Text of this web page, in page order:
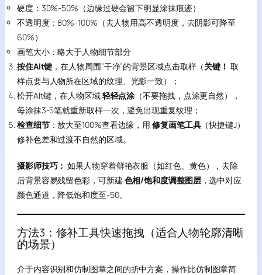
硬度：30%-50%（边缘过硬会留下明显涂抹痕迹）
不透明度：80%-100%（去人物用高不透明度，去阴影可降至
60%）
画笔大小：略大于人物细节部分
按住Alt键 ，在人物周围”干净”的背景区域点击取样（关键！ 取
样点要与人物所在区域的纹理、光影一致）；
松开Alt键，在人物区域轻轻点涂 （不要拖拽，点涂更自然），
每涂抹3-5笔就重新取样一次，避免出现重复纹理；
检查细节：放大至100%查看边缘，用修复画笔工具（快捷键J）
修补色差和过渡不自然的区域。
摄影师技巧： 如果人物穿着鲜艳衣服（如红色、黄色），去除
后背景容易残留色彩，可新建 色相/饱和度调整图层，选中对应
颜色通道，降低饱和度至-50。
方法3：修补工具快速拖拽（适合人物轮廓清晰
的场景）
介于内容识别和仿制图章之间的折中方案，操作比仿制图章简